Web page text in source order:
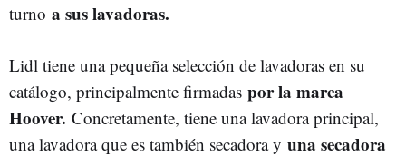
turno a sus lavadoras.
Lidl tiene una pequeña selección de lavadoras en su
catálogo, principalmente firmadas por la marca
Hoover. Concretamente, tiene una lavadora principal,
una lavadora que es también secadora y una secadora